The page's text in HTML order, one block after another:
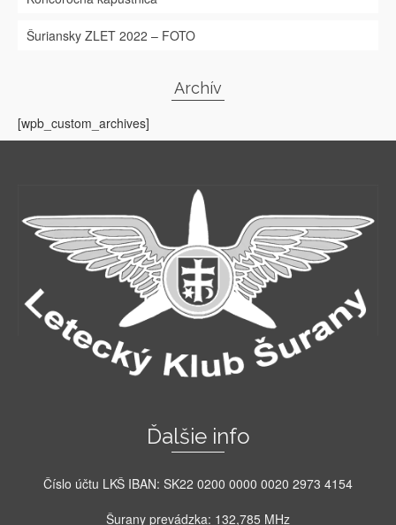
Šuriansky ZLET 2022 – FOTO
Archív
[wpb_custom_archives]
Ďalšie info
Číslo účtu LKŠ IBAN: SK22 0200 0000 0020 2973 4154
Šurany prevádzka: 132,785 MHz